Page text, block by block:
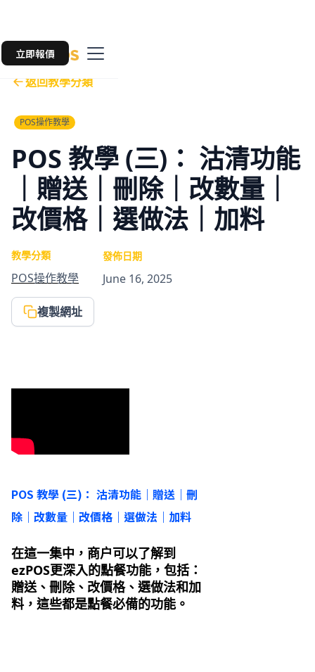
立即報價
返回教學分類
POS操作教學
POS 教學 (三)： 沽清功能
｜贈送｜刪除｜改數量｜
改價格｜選做法｜加料
教學分類
POS操作教學
發佈日期
June 16, 2025
複製網址
POS 教學 (三)： 沽清功能｜贈送｜刪
除｜改數量｜改價格｜選做法｜加料
在這一集中，商户可以了解到
ezPOS更深入的點餐功能，包括：
贈送、刪除、改價格、選做法和加
料，這些都是點餐必備的功能。